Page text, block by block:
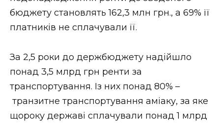
бюджету становлять 162,3 млн грн., а 69% її
платників не сплачували її.
За 2,5 роки до держбюджету надійшло
понад 3,5 млрд грн ренти за
транспортування. Із них понад 80% –
транзитне транспортування аміаку, за яке
щороку державі сплачували понад 1 млрд